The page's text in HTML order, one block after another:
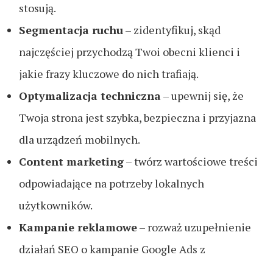
stosują.
Segmentacja ruchu– zidentyfikuj, skąd
najczęściej przychodzą Twoi obecni klienci i
jakie frazy kluczowe do nich trafiają.
Optymalizacja techniczna – upewnij się, że
Twoja strona jest szybka, bezpieczna i przyjazna
dla urządzeń mobilnych.
Content marketing– twórz wartościowe treści
odpowiadające na potrzeby lokalnych
użytkowników.
Kampanie reklamowe– rozważ uzupełnienie
działań SEO o kampanie Google Ads z